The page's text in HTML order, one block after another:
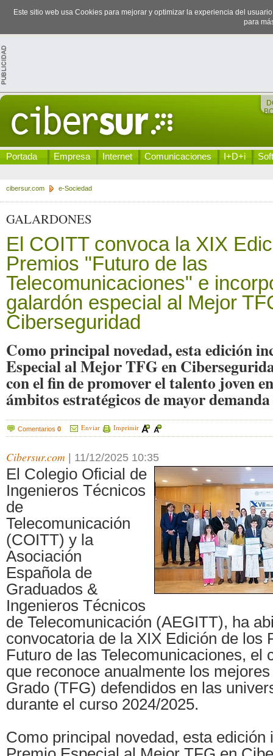
Este sitio web usa Cookies para mejorar y optimizar la experiencia del
para
Portada Empresa Internet Comunicaciones I+D+i
cibersur.com e-Sociedad
GALARDONES
El COITT convoca la XIX
Premios "Futuro de las
Telecomunicaciones" e
galardón especial al Mejor
Ciberseguridad
Como principal novedad, esta edición
Especial al Mejor TFG en
con el fin de promover el talento joven
ámbitos estratégicos de mayor
Comentarios 0 Enviar Imprimir
Cibersur.com 11/12/2025 10:35
El Colegio Oficial de
Ingenieros Técnicos
de
Telecomunicación
(COITT) y la
Asociación
Española de
Graduados &
Ingenieros Técnicos
de Telecomunicación (AEGITT), ha
convocatoria de la XIX Edición de los
Futuro de las Telecomunicaciones, el
que reconoce anualmente los
Grado (TFG) defendidos en las
durante el curso 2024/2025.
Como principal novedad, esta edición